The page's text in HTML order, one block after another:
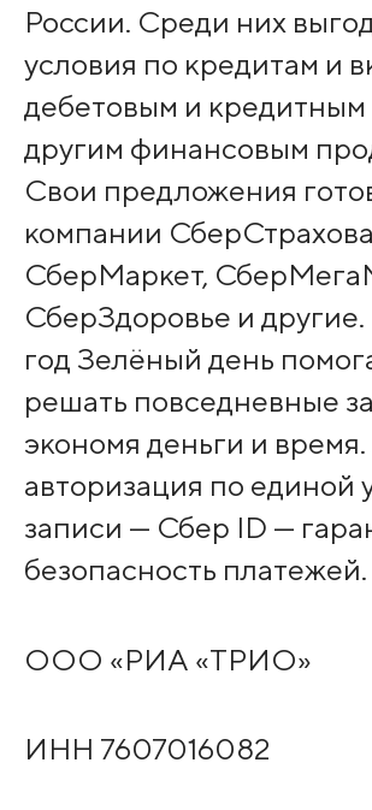
России. Среди них
условия по кредитам и
дебетовым и кредитным
другим финансовым
Свои предложения
компании
СберМаркет,
СберЗдоровье и другие.
год Зелёный день
решать повседневные
экономя деньги и
авторизация по единой
записи — Сбер ID —
безопасность платежей.
ООО «РИА «ТРИО»
ИНН 7607016082